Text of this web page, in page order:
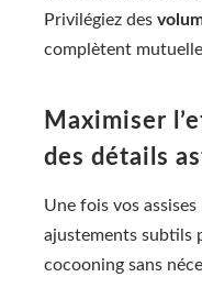
Privilégiez des
complètent
Maximiser
des détails
Une fois vos
ajustements subtils
cocooning sans